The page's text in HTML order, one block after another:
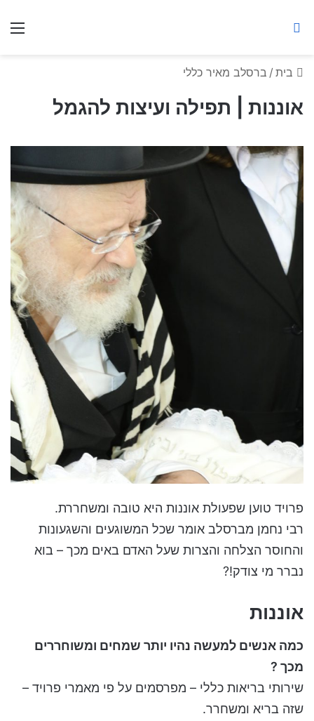
בית / ברסלב מאיר כללי
אוננות | תפילה ועיצות להגמל
פרויד טוען שפעולת אוננות היא טובה ומשחררת.
רבי נחמן מברסלב אומר שכל המשוגעים והשגעונות
והחוסר הצלחה והצרות שעל האדם באים מכך – בוא
נברר מי צודק!?
אוננות
כמה אנשים למעשה נהיו יותר שמחים ומשוחררים
מכך ?
שירותי בריאות כללי – מפרסמים על פי מאמרי פרויד –
שזה בריא ומשחרר.